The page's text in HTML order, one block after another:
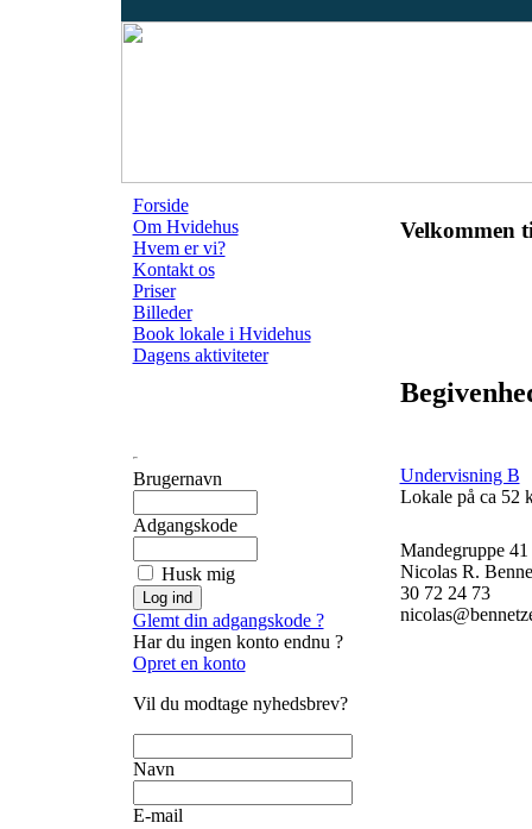
Forside
Om Hvidehus
Hvem er vi?
Kontakt os
Priser
Billeder
Book lokale i Hvidehus
Dagens aktiviteter
Brugernavn
Adgangskode
Husk mig
Glemt din adgangskode ?
Har du ingen konto endnu ?
Opret en konto
Vil du modtage nyhedsbrev?
Navn
E-mail
Velkommen
Undervisning B
Lokale på ca 52
Mandegruppe 41
Nicolas R.
30 72 24 73